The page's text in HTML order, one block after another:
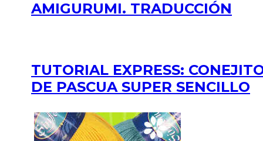
AMIGURUMI. TRADUCCIÓN
TUTORIAL EXPRESS:
DE PASCUA SUPER SENCILLO